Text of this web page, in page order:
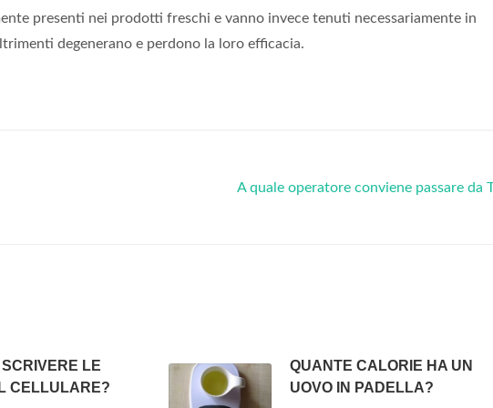
presenti nei prodotti freschi e vanno invece tenuti necessariamente in
degenerano e perdono la loro efficacia.
A quale operatore conviene passare da
LE
CELLULARE?
QUANTE CALORIE HA UN
UOVO IN PADELLA?